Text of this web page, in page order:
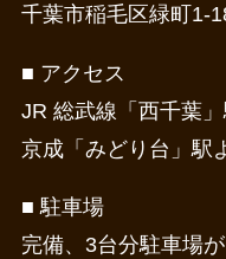
千葉市稲毛区緑町1-
■ アクセス
JR 総武線「西千葉
京成「みどり台」駅
■ 駐車場
完備、3台分駐車場が